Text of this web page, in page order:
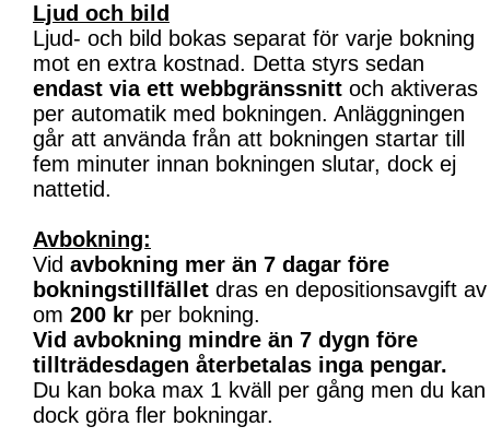
Ljud och bild
Ljud- och bild bokas separat för varje bokning
mot en extra kostnad. Detta styrs sedan
endast via ett webbgränssnitt och aktiveras
per automatik med bokningen. Anläggningen
går att använda från att bokningen startar till
fem minuter innan bokningen slutar, dock ej
nattetid.
Avbokning:
Vid avbokning mer än 7 dagar före
bokningstillfället dras en depositionsavgift av
om 200 kr per bokning.
Vid avbokning mindre än 7 dygn före
tillträdesdagen återbetalas inga pengar.
Du kan boka max 1 kväll per gång men du kan
dock göra fler bokningar.